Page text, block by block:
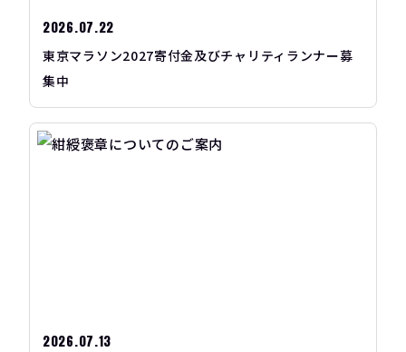
2026.07.22
東京マラソン2027寄付金及びチャリティランナー募
集中
2026.07.13